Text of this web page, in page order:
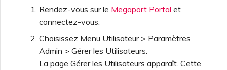
Rendez-vous sur le Megaport Portal et
connectez-vous.
Choisissez Menu Utilisateur > Paramètres
Admin > Gérer les Utilisateurs.
La page Gérer les Utilisateurs apparaît. Cette